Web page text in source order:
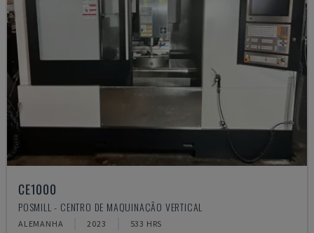
CE1000
POSMILL - CENTRO DE MAQUINAÇÃO VERTICAL
ALEMANHA 2023 533 HRS